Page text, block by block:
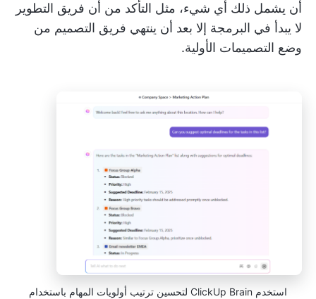
أن يشمل ذلك أي شيء، مثل التأكد من أن فريق التطوير
لا يبدأ في البرمجة إلا بعد أن ينتهي فريق التصميم من
وضع التصميمات الأولية.
استخدم ClickUp Brain لتحسين ترتيب أولويات المهام باستخدام